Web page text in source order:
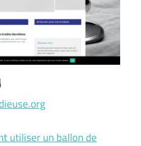
utiliser un ballon de